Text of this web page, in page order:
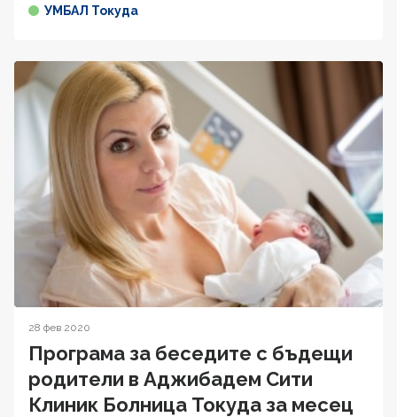
УМБАЛ Токуда
28 фев 2020
Програма за беседите с бъдещи
родители в Аджибадем Сити
Клиник Болница Токуда за месец